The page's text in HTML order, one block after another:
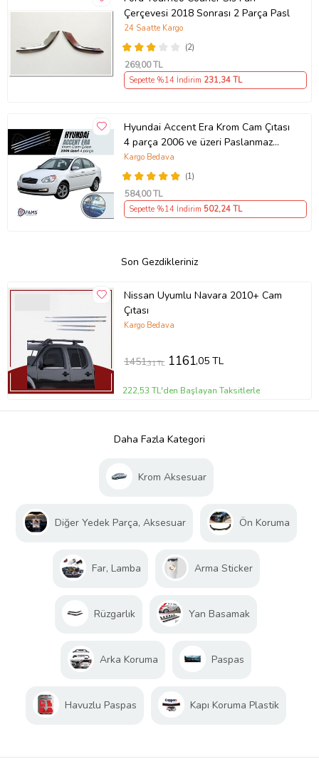
Çerçevesi 2018 Sonrası 2 Parça Pasl
(2)
24 Saatte Kargo
269,00 TL
Sepette %14 İndirim 231,34 TL
Hyundai Accent Era Krom Cam Çıtası
4 parça 2006 ve üzeri Paslanmaz
Çelik
(1)
Kargo Bedava
584,00 TL
Sepette %14 İndirim 502,24 TL
Son Gezdikleriniz
Nissan Uyumlu Navara 2010+ Cam
Çıtası
Kargo Bedava
1451,31 TL 1161,05 TL
222,53 TL'den Başlayan Taksitlerle
Daha Fazla Kategori
Krom Aksesuar
Diğer Yedek Parça, Aksesuar Ön Koruma
Far, Lamba Arma Sticker
Rüzgarlık Yan Basamak
Arka Koruma Paspas
Havuzlu Paspas Kapı Koruma Plastik